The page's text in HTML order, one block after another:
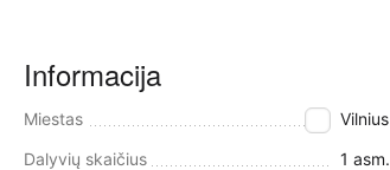
Informacija
Miestas
Vilnius
Dalyvių skaičius
1 asm.